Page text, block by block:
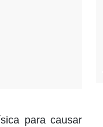
para causar